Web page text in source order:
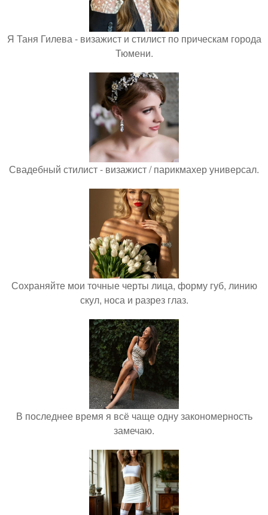
Я Таня Гилева - визажист и стилист по прическам города
Тюмени.
Свадебный стилист - визажист / парикмахер универсал.
Сохраняйте мои точные черты лица, форму губ, линию
скул, носа и разрез глаз.
В последнее время я всё чаще одну закономерность
замечаю.